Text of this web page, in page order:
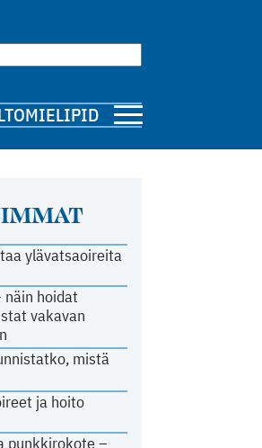
MIELIPIDE
ylävatsaoireita
näin hoidat
vakavan
mistä
ja hoito
punkkirokote –